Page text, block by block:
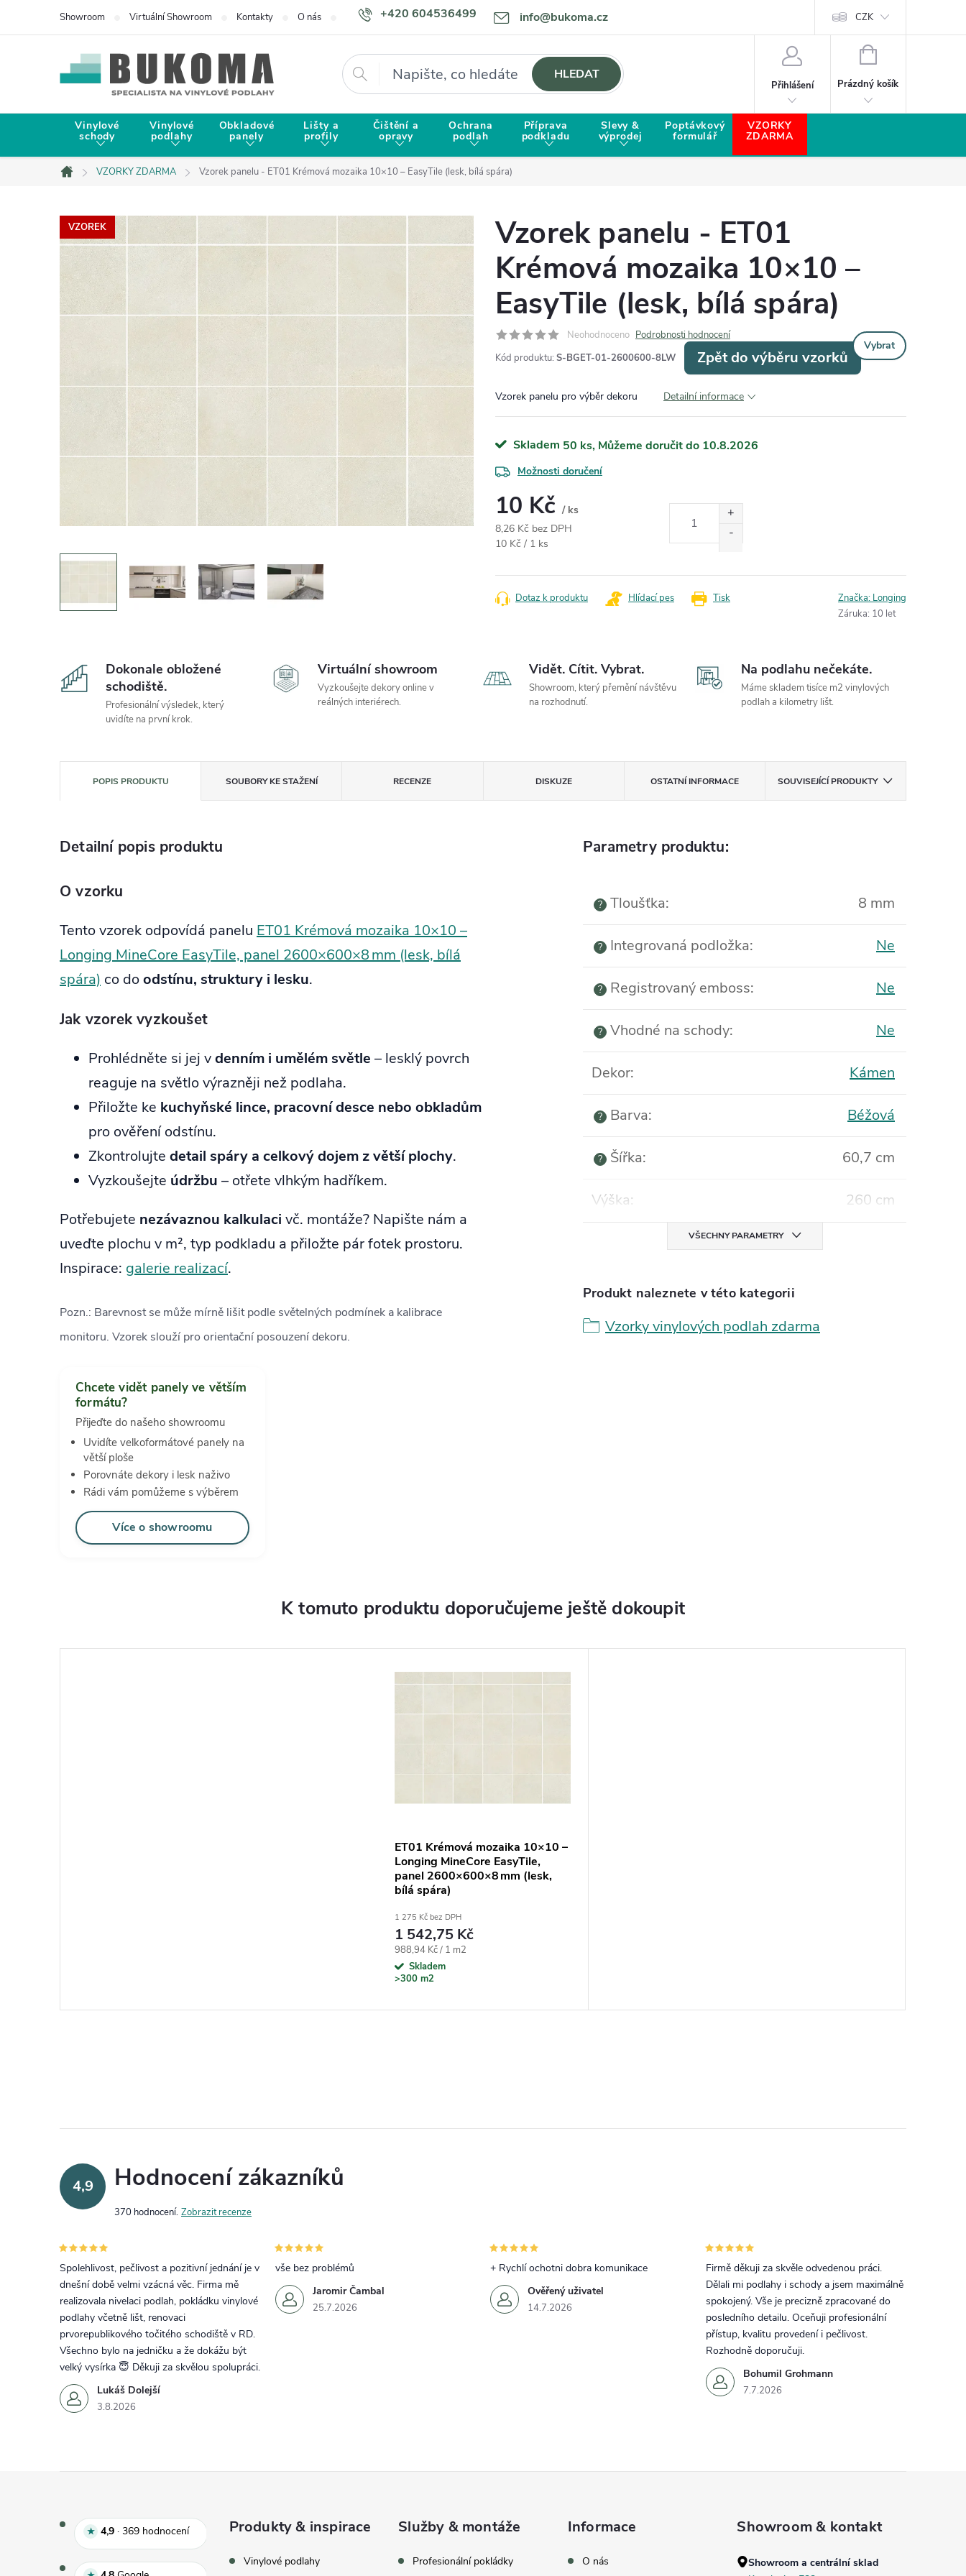
+420 604536499 info@bukoma.cz
Showroom Virtuální Showroom Kontakty O nás Doprava a platba Proč zvolit BUKOMU? CZK
Hledat HLEDAT
Přihlášení
NÁKUPNÍ KOŠÍK
Prázdný košík
Vinylové
schody
Vinylové
podlahy
Obkladové
panely
Lišty a
profily
Čištění a
opravy
Ochrana
podlah
Příprava
podkladu
Slevy &
výprodej
Poptávkový
formulář
VZORKY
ZDARMA
Domů
VZORKY ZDARMA Vzorek panelu - ET01 Krémová mozaika 10×10 – EasyTile (lesk, bílá spára)
VZOREK
Vzorek panelu - ET01
Krémová mozaika 10×10 –
EasyTile (lesk, bílá spára)
Neohodnoceno Podrobnosti hodnocení
Kód produktu: S-BGET-01-2600600-8LW
Vybrat
Zpět do výběru vzorků
Vzorek panelu pro výběr dekoru Detailní informace
Skladem 50 ks 10.8.2026
Možnosti doručení
10 Kč / ks
8,26 Kč bez DPH
Měrná cena:
10 Kč / 1 ks
Tisk
Dotaz k produktu Hlídací pes Značka: Longing
Záruka: 10 let
Dokonale obložené
schodiště.
Profesionální výsledek, který
uvidíte na první krok.
Virtuální showroom
Vyzkoušejte dekory online v
reálných interiérech.
Vidět. Cítit. Vybrat.
Showroom, který přemění návštěvu
na rozhodnutí.
Na podlahu nečekáte.
Máme skladem tisíce m2 vinylových
podlah a kilometry lišt.
POPIS PRODUKTU SOUBORY KE STAŽENÍ RECENZE DISKUZE OSTATNÍ INFORMACE SOUVISEJÍCÍ PRODUKTY
Detailní popis produktu
O vzorku
Tento vzorek odpovídá panelu ET01 Krémová mozaika 10×10 –
Longing MineCore EasyTile, panel 2600×600×8 mm (lesk, bílá
spára) co doodstínu, struktury i lesku.
Jak vzorek vyzkoušet
Prohlédněte si jej vdenním i umělém světle – lesklý povrch
reaguje na světlo výrazněji než podlaha.
Přiložte ke kuchyňské lince, pracovní desce nebo obkladům
pro ověření odstínu.
Zkontrolujte detail spáry a celkový dojem z větší plochy.
Vyzkoušejte údržbu – otřete vlhkým hadříkem.
Potřebujete nezávaznou kalkulaci vč. montáže? Napište nám a
uveďte plochu v m², typ podkladu a přiložte pár fotek prostoru.
Inspirace: galerie realizací.
Pozn.: Barevnost se může mírně lišit podle světelných podmínek a kalibrace
monitoru. Vzorek slouží pro orientační posouzení dekoru.
Chcete vidět panely ve větším
formátu?
Přijeďte do našeho showroomu
Uvidíte velkoformátové panely na
větší ploše
Porovnáte dekory i lesk naživo
Rádi vám pomůžeme s výběrem
Více o showroomu
Parametry produktu:
? Tloušťka: 8 mm
? Integrovaná podložka: Ne
? Registrovaný emboss: Ne
? Vhodné na schody: Ne
Dekor: Kámen
? Barva: Béžová
? Šířka: 60,7 cm
Výška: 260 cm
VŠECHNY PARAMETRY
Produkt naleznete v této kategorii
Vzorky vinylových podlah zdarma
K tomuto produktu doporučujeme ještě dokoupit
ET01 Krémová mozaika 10×10 –
Longing MineCore EasyTile,
panel 2600×600×8 mm (lesk,
bílá spára)
1 275 Kč bez DPH
1 542,75 Kč
Měrná cena:
988,94 Kč / 1 m2
Skladem
>300 m2
4,9 Hodnocení zákazníků
370 hodnocení Zobrazit recenze
Lukáš Dolejší
3.8.2026
Spolehlivost, pečlivost a pozitivní jednání je v
dnešní době velmi vzácná věc. Firma mě
realizovala nivelaci podlah, pokládku vinylové
podlahy včetně lišt, renovaci
prvorepublikového točitého schodiště v RD.
Všechno bylo na jedničku a že dokážu být
velký vysírka 😇 Děkuji za skvělou spolupráci.
Jaromir Čambal
25.7.2026
vše bez problémů
Ověřený uživatel
14.7.2026
+ Rychlí ochotni dobra komunikace
Bohumil Grohmann
7.7.2026
Firmě děkuji za skvěle odvedenou práci.
Dělali mi podlahy i schody a jsem maximálně
spokojený. Vše je precizně zpracované do
posledního detailu. Oceňuji profesionální
přístup, kvalitu provedení i pečlivost.
Rozhodně doporučuji.
★ 4,9 · 369 hodnoceníHodnocení e‑shopu 4,9 z 5, celkem369hodnocení
Hodnocení Google 4,8 z 5
Produkty & inspirace
Vinylové podlahy
Služby & montáže
Profesionální pokládky
Informace
O nás
Showroom & kontakt
Showroom a centrální sklad